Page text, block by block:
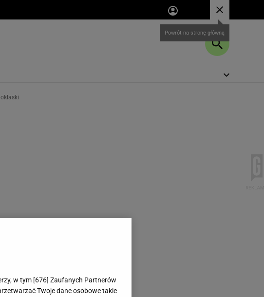
w tym [676] Zaufanych Partnerów
Twoje dane osobowe takie